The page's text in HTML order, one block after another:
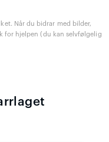
Når du bidrar med bilder,
for hjelpen (du kan selvfølgelig